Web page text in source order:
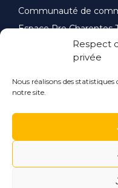
Respect
privée
Nous réalisons des
notre site.
Communauté de
Espace Pro Charentes